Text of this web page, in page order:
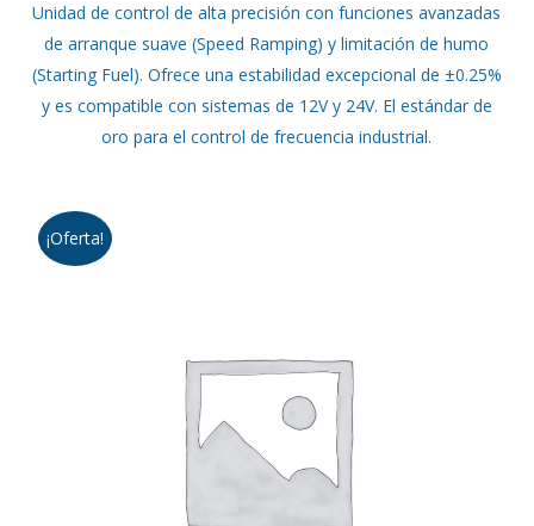
$228.000.$205.000.
Unidad de control de alta precisión con funciones avanzadas
de arranque suave (Speed Ramping) y limitación de humo
(Starting Fuel). Ofrece una estabilidad excepcional de ±0.25%
y es compatible con sistemas de 12V y 24V. El estándar de
oro para el control de frecuencia industrial.
¡Oferta!